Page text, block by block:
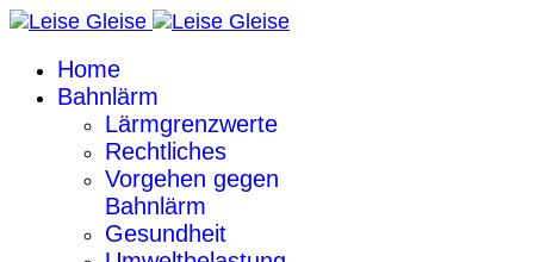
Home
Bahnlärm
Lärmgrenzwerte
Rechtliches
Vorgehen gegen
Bahnlärm
Gesundheit